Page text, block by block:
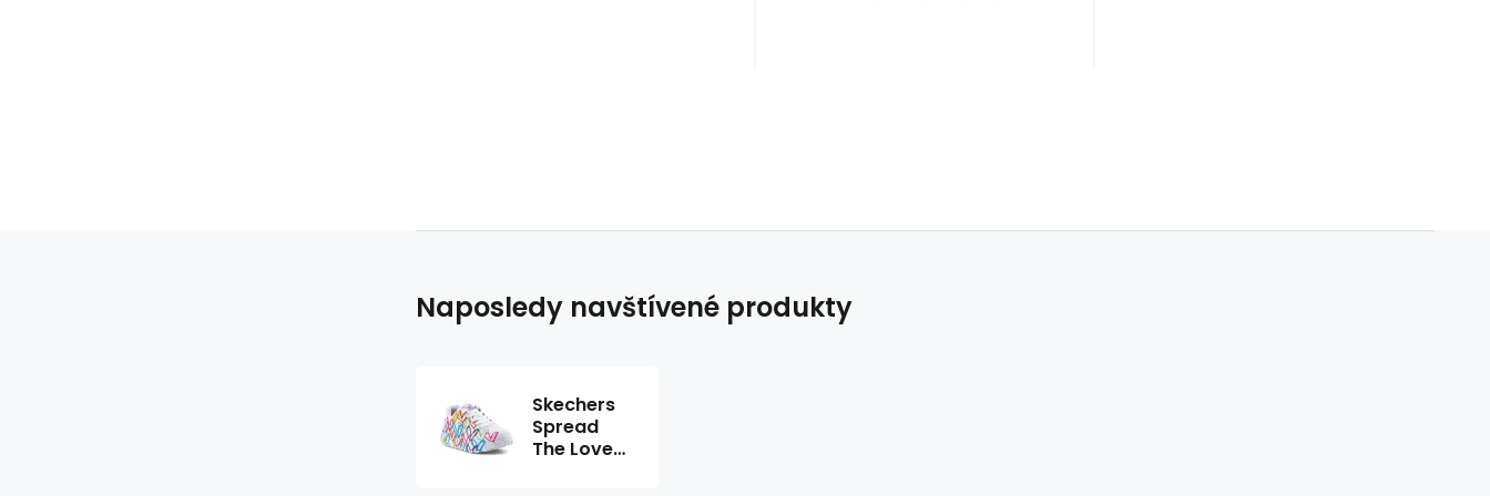
Naposledy navštívené produkty
Skechers
Spread
The Love